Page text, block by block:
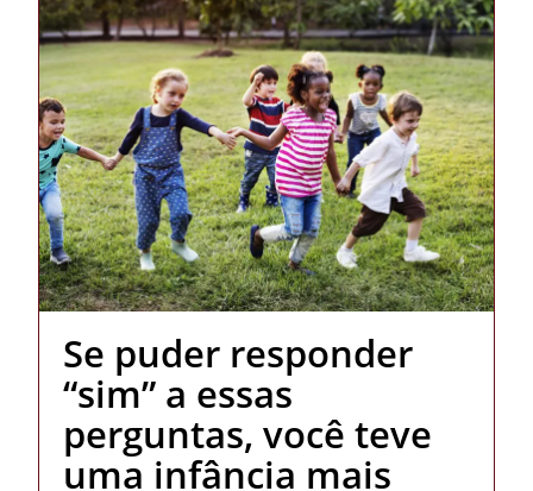
Se puder responder
“sim” a essas
perguntas, você teve
uma infância mais